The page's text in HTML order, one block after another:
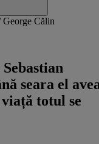
George Călin
seara el
totul se